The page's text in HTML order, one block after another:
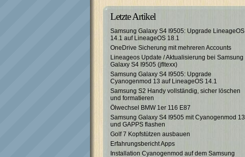
Letzte Artikel
Samsung Galaxy S4 I9505: Upgrade LineageOS
14.1 auf LineageOS 18.1
OneDrive Sicherung mit mehreren Accounts
Lineageos Update / Aktualisierung bei Samsung
Galaxy S4 I9505 (jfltexx)
Samsung Galaxy S4 I9505: Upgrade
Cyanogenmod 13 auf LineageOS 14.1
Samsung S2 Handy vollständig, sicher löschen
und formatieren
Ölwechsel BMW 1er 116 E87
Samsung Galaxy S4 I9505 mit Cyanogenmod 13
und GAPPS flashen
Golf 7 Kopfstützen ausbauen
Erfahrungsbericht Apps
Installation Cyanogenmod auf dem Samsung